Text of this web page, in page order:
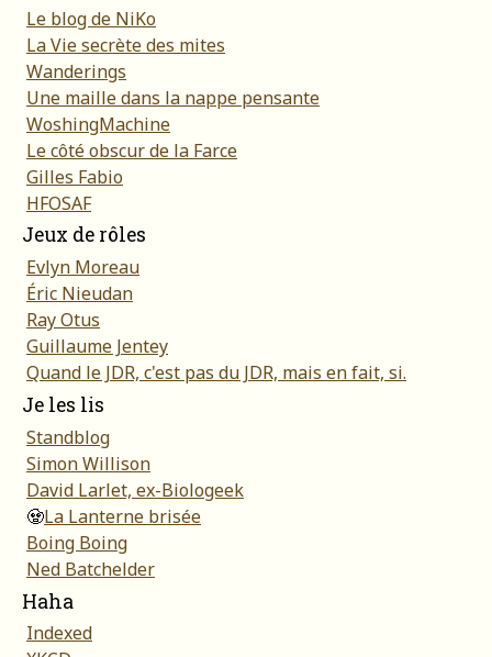
Le blog de NiKo
La Vie secrète des mites
Wanderings
Une maille dans la nappe pensante
WoshingMachine
Le côté obscur de la Farce
Gilles Fabio
HFOSAF
Jeux de rôles
Evlyn Moreau
Éric Nieudan
Ray Otus
Guillaume Jentey
Quand le JDR, c'est pas du JDR, mais en fait, si.
Je les lis
Standblog
Simon Willison
David Larlet, ex-Biologeek
🧟La Lanterne brisée
Boing Boing
Ned Batchelder
Haha
Indexed